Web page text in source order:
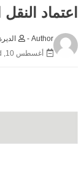
اعتماد
Author -
أغسطس 10, 2025